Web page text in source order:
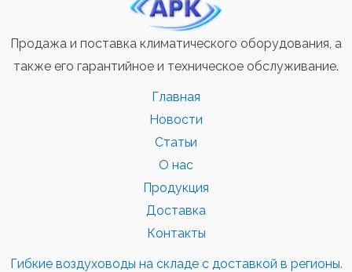
Продажа и поставка климатического оборудования, а
также его гарантийное и техническое обслуживание.
Главная
Новости
Статьи
О нас
Продукция
Доставка
Контакты
Гибкие воздуховоды на складе с доставкой в регионы.